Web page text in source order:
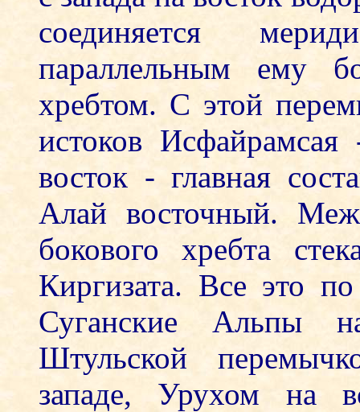
соединяется
параллельным ему
хребтом. С этой
истоков
восток - главная
Алай восточный.
бокового хребта
Киргизата. Все это
Суганские Альпы
Штульской
западе, Урухом на